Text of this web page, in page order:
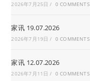
2026年7月25日 / 0 COMMENTS
家讯 19.07.2026
2026年7月19日 / 0 COMMENTS
家讯 12.07.2026
2026年7月11日 / 0 COMMENTS